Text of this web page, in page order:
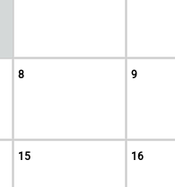
8 9
15 16